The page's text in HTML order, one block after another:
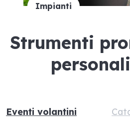
Impianti
Strumenti
Eventi volantini